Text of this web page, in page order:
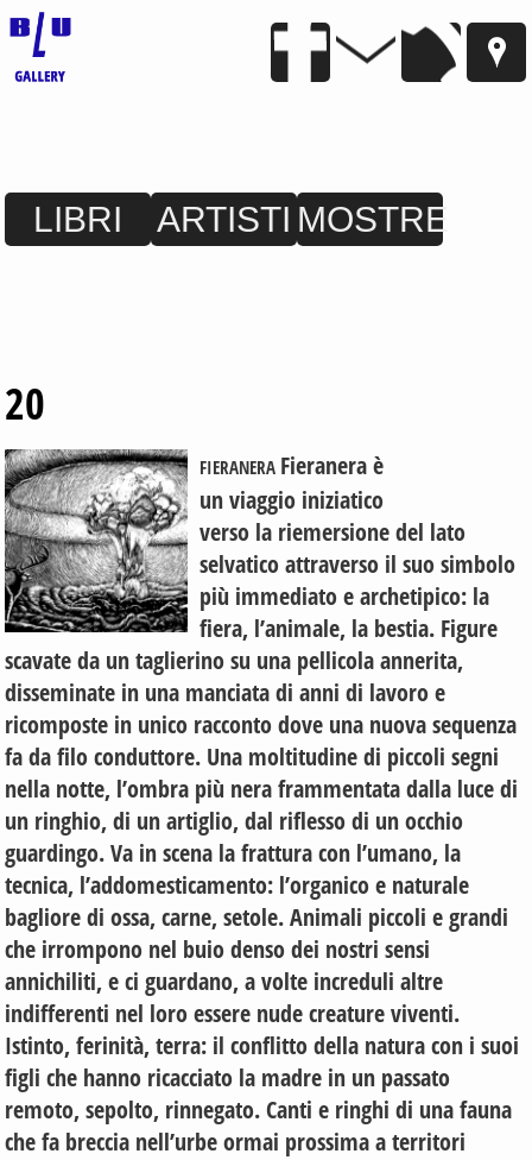
LIBRI ARTISTI MOSTRE
20
FIERANERA Fieranera è
un viaggio iniziatico
verso la riemersione del lato
selvatico attraverso il suo simbolo
più immediato e archetipico: la
fiera, l’animale, la bestia. Figure
scavate da un taglierino su una pellicola annerita,
disseminate in una manciata di anni di lavoro e
ricomposte in unico racconto dove una nuova sequenza
fa da filo conduttore. Una moltitudine di piccoli segni
nella notte, l’ombra più nera frammentata dalla luce di
un ringhio, di un artiglio, dal riflesso di un occhio
guardingo. Va in scena la frattura con l’umano, la
tecnica, l’addomesticamento: l’organico e naturale
bagliore di ossa, carne, setole. Animali piccoli e grandi
che irrompono nel buio denso dei nostri sensi
annichiliti, e ci guardano, a volte increduli altre
indifferenti nel loro essere nude creature viventi.
Istinto, ferinità, terra: il conflitto della natura con i suoi
figli che hanno ricacciato la madre in un passato
remoto, sepolto, rinnegato. Canti e ringhi di una fauna
che fa breccia nell’urbe ormai prossima a territori